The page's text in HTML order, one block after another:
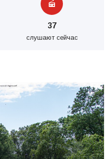
37
слушают сейчас